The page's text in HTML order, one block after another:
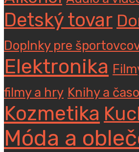
Detský tovar
Doplnky pre
Elektronika
filmy a hry Knihy a
Kozmetika
Móda a